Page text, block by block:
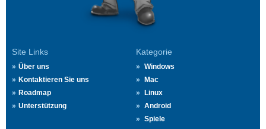
Site Links
Über uns
Kontaktieren Sie uns
Roadmap
Unterstützung
Kategorie
Windows
Mac
Linux
Android
Spiele